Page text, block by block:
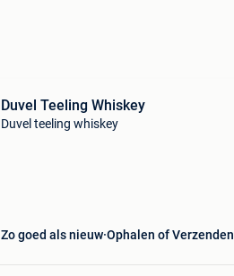
Duvel Teeling Whiskey
Duvel teeling whiskey
Zo goed als nieuw Ophalen of Verzenden